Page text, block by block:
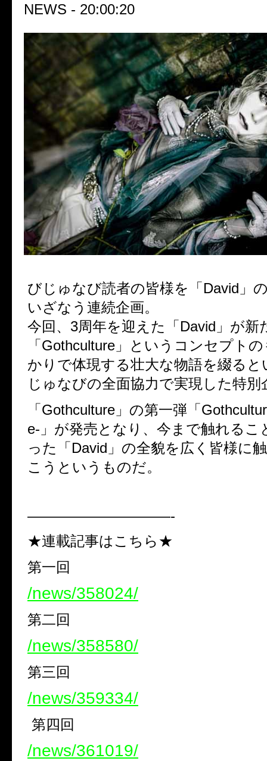
NEWS - 20:00:20
びじゅなび読者の皆様を「David」
いざなう連続企画。
今回、3周年を迎えた「David」が新
「Gothculture」というコンセプト
かりで体現する壮大な物語を綴る
じゅなびの全面協力で実現した特別
「Gothculture」の第一弾「
e-」が発売となり、今まで触れるこ
った「David」の全貌を広く皆様に
こうというものだ。
——————————-
★連載記事はこちら★
第一回
/news/358024/
第二回
/news/358580/
第三回
/news/359334/
第四回
/news/361019/